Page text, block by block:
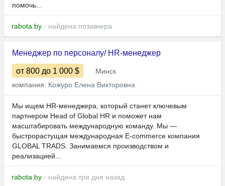
помочь...
rabota.by - найдена позавчера
Менеджер по персоналу/ HR-менеджер
от 800 до 1 000 $
Минск
компания: Кожуро Елена Викторовна
Мы ищем HR-менеджера, который станет ключевым
партнером Head of Global HR и поможет нам
масштабировать международную команду. Мы —
быстрорастущая международная E-commerce компания
GLOBAL TRADS. Занимаемся производством и
реализацией...
rabota.by - найдена три дня назад